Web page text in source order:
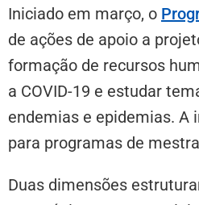
Iniciado em março, o
de ações de apoio a
formação de recursos
a COVID-19 e estudar
endemias e epidemias. A
para programas de
Duas dimensões